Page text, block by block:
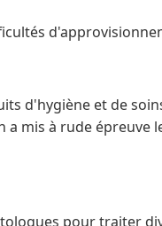
d'hygiène et de
mis à rude épreuve
pour traiter